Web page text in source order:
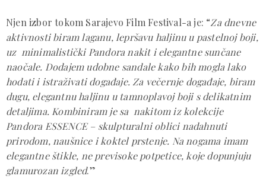
Njen izbor tokom Sarajevo Film Festival-a je: “Za dnevne
aktivnosti biram laganu, lepršavu haljinu u pastelnoj boji,
uz minimalistički Pandora nakit i elegantne sunčane
naočale. Dodajem udobne sandale kako bih mogla lako
hodati i istraživati događaje. Za večernje događaje, biram
dugu, elegantnu haljinu u tamnoplavoj boji s delikatnim
detaljima. Kombiniram je sa nakitom iz kolekcije
Pandora ESSENCE – skulpturalni oblici nadahnuti
prirodom, naušnice i koktel prstenje. Na nogama imam
elegantne štikle, ne previsoke potpetice, koje dopunjuju
glamurozan izgled.”